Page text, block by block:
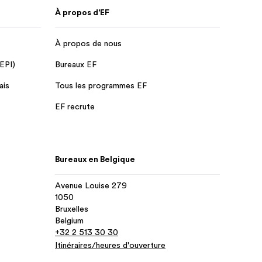
À propos d'EF
À propos de nous
Bureaux EF
Tous les programmes EF
EF recrute
Bureaux en Belgique
Avenue Louise 279
1050
Bruxelles
Belgium
+32 2 513 30 30
Itinéraires/heures d'ouverture